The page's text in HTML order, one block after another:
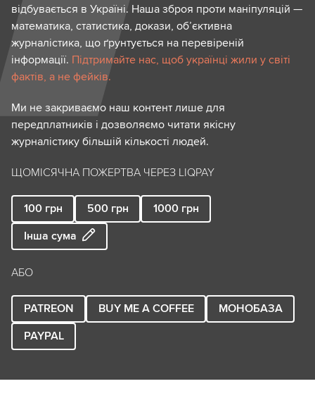
відбувається в Україні. Наша зброя проти маніпуляцій —
математика, статистика, докази, об’єктивна
журналістика, що ґрунтується на перевіреній
інформації. Підтримайте нас, щоб українці жили у світі
фактів, а не фейків.
Ми не закриваємо наш контент лише для
передплатників і дозволяємо читати якісну
журналістику більшій кількості людей.
ЩОМІСЯЧНА ПОЖЕРТВА ЧЕРЕЗ LIQPAY
100 грн 500 грн 1000 грн
Інша сума
АБО
PATREON BUY ME A COFFEE
МОНОБАЗА
PAYPAL